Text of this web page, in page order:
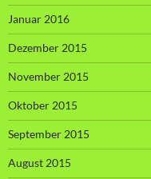
Januar 2016
Dezember 2015
November 2015
Oktober 2015
September 2015
August 2015